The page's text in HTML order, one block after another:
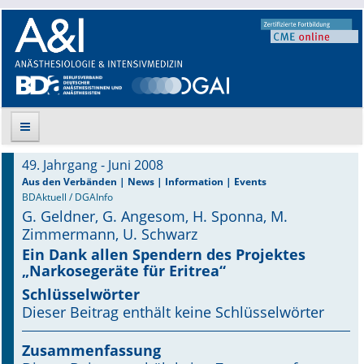
Suche
Aktuelle Ausgabe
Leitlinien
Archiv
Supplements
Supplements OrphanAnesthesia
49. Jahrgang - Juni 2008
Aus den Verbänden | News | Information | Events
BDAktuell / DGAInfo
G. Geldner, G. Angesom, H. Sponna, M.
Zimmermann, U. Schwarz
Ein Dank allen Spendern des Projektes
„Narkosegeräte für Eritrea“
Schlüsselwörter
Dieser Beitrag enthält keine Schlüsselwörter
Zusammenfassung